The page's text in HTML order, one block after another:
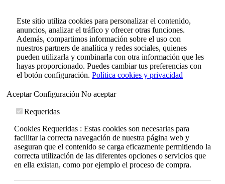
Este sitio utiliza cookies para personalizar el contenido,
anuncios, analizar el tráfico y ofrecer otras funciones.
Además, compartimos información sobre el uso con
nuestros partners de analítica y redes sociales, quienes
pueden utilizarla y combinarla con otra información que les
hayas proporcionado. Puedes cambiar tus preferencias con
el botón configuración. Política cookies y privacidad
AceptarConfiguración No aceptar
Requeridas
Cookies Requeridas : Estas cookies son necesarias para
facilitar la correcta navegación de nuestra página web y
aseguran que el contenido se carga eficazmente permitiendo la
correcta utilización de las diferentes opciones o servicios que
en ella existan, como por ejemplo el proceso de compra.